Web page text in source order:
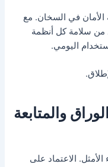
الأمان في السخان. مع
من سلامة كل أنظمة
اليومي.
والمتابعة
الأمثل. الاعتماد على